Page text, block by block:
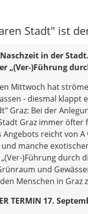
Stadt" ist
in der
„(Ver-)Führung
Mittwoch hat
- diesmal
Graz: Bei der
Graz immer öfter
Angebots reicht von
manche
)Führung durch
und
Menschen in
TERMIN 17.